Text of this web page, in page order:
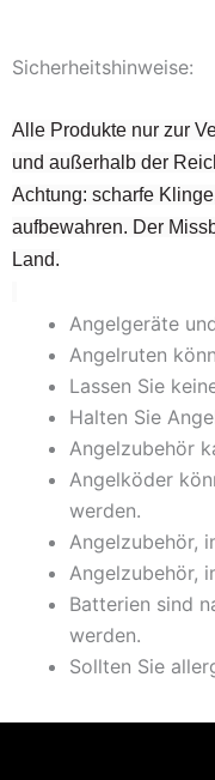
Sicherheitshinweise:
Alle Produkte nur zur
und außerhalb der
Achtung: scharfe
aufbewahren. Der
Land.
Angelgeräte
Angelruten
Lassen Sie
Halten Sie
Angelzubehör
Angelköder
werden.
Angelzubehör,
Angelzubehör,
Batterien sind
werden.
Sollten Sie